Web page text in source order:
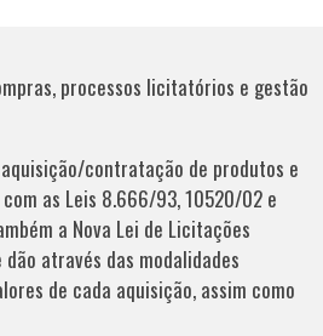
processos licitatórios e gestão
contratação de produtos e
as Leis 8.666/93, 10520/02 e
a Nova Lei de Licitações
através das modalidades
de cada aquisição, assim como